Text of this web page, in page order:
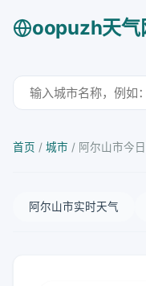
oopuzh天气
首页 / 城市 / 阿尔山市今
阿尔山市实时天气